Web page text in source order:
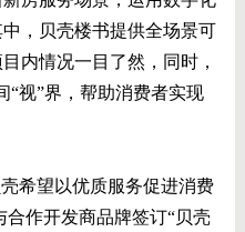
，贝壳楼书提供全场景可
内情况一目了然，同时，
“视”界，帮助消费者实现
希望以优质服务促进消费
作开发商品牌签订“贝壳